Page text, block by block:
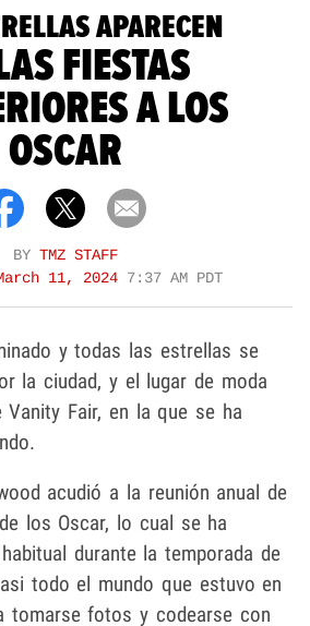
APARECEN
FIESTAS
A LOS
OSCAR
BY TMZ STAFF
11, 2024 7:37 AM PDT
y todas las estrellas se
la ciudad, y el lugar de moda
Fair, en la que se ha
acudió a la reunión anual de
los Oscar, lo cual se ha
durante la temporada de
todo el mundo que estuvo en
tomarse fotos y codearse con